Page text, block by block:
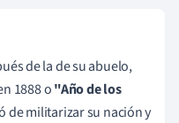
de la de su abuelo,
1888 o"Año de los
de militarizar su nación y